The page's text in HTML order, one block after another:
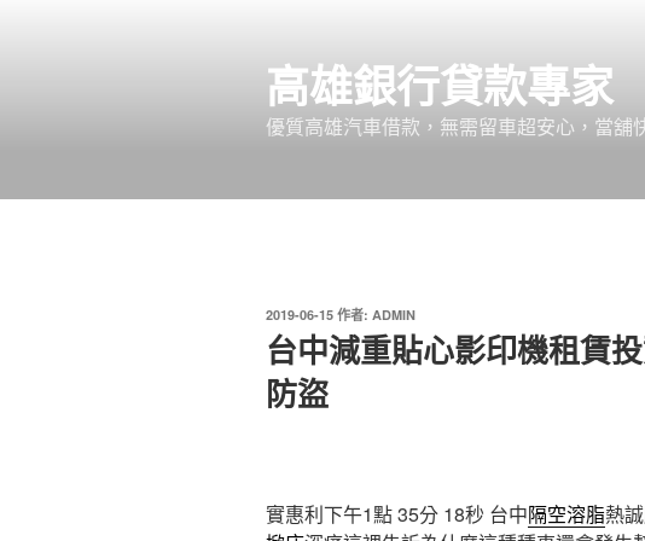
高雄銀行貸款專家
優質高雄汽車借款，無需留車超安心，當舖
發
佈
於
2019-06-15 作者: ADMIN
台中減重貼心影印機租賃
防盜
實惠利下午1點 35分 18秒 台中隔空溶脂熱